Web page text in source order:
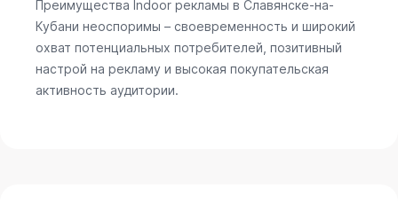
Преимущества Indoor рекламы в Славянске-на-
Кубани неоспоримы – своевременность и широкий
охват потенциальных потребителей, позитивный
настрой на рекламу и высокая покупательская
активность аудитории.